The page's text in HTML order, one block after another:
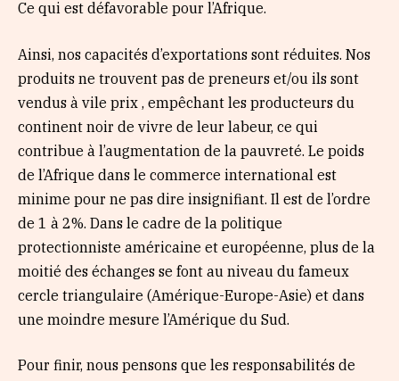
Ce qui est défavorable pour l’Afrique.
Ainsi, nos capacités d’exportations sont réduites. Nos
produits ne trouvent pas de preneurs et/ou ils sont
vendus à vile prix , empêchant les producteurs du
continent noir de vivre de leur labeur, ce qui
contribue à l’augmentation de la pauvreté. Le poids
de l’Afrique dans le commerce international est
minime pour ne pas dire insignifiant. Il est de l’ordre
de 1 à 2%. Dans le cadre de la politique
protectionniste américaine et européenne, plus de la
moitié des échanges se font au niveau du fameux
cercle triangulaire (Amérique-Europe-Asie) et dans
une moindre mesure l’Amérique du Sud.
Pour finir, nous pensons que les responsabilités de